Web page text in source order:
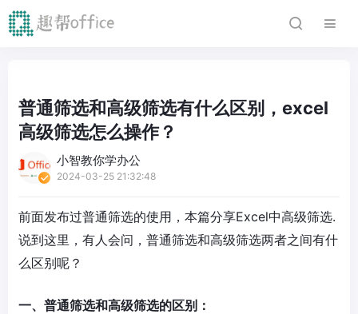
普通筛选和高级筛选有什么区别，excel
高级筛选怎么操作？
小智教你学办公
2024-03-25 21:32:48
前面发布过普通筛选的使用，本篇分享Excel中高级筛选.
说到这里，有人会问，普通筛选和高级筛选两者之间有什
么区别呢？
一、普通筛选和高级筛选的区别：